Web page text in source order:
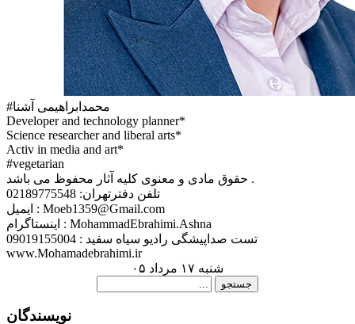
#محمدابراهیمی آشنا
Developer and technology planner*
Science researcher and liberal arts*
Activ in media and art*
#vegetarian
حقوق مادی و معنوی کلیه آثار محفوظ می باشد .
تلفن دفترتهران: 02189775548
ایمیل : Moeb1359@Gmail.com
اینستاگرام : MohammadEbrahimi.Ashna
تست صداپیشگی رادیو سیاه سفید : 09019155004
www.Mohamadebrahimi.ir
شنبه ۱۷ مرداد ۰۵
نويسندگان